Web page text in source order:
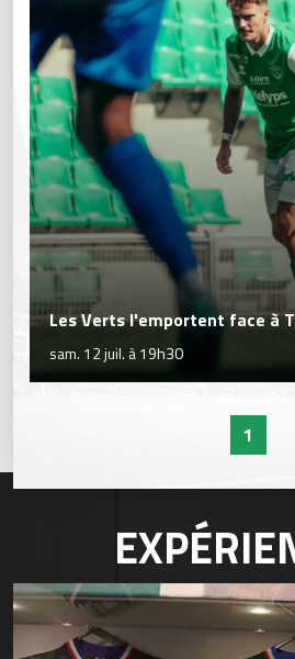
Les Verts l'emportent face à
sam. 12 juil. à 19h30
1